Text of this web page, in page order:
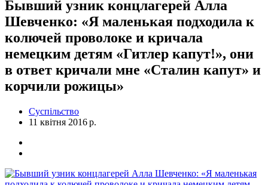
Бывший узник концлагерей Алла
Шевченко: «Я маленькая подходила к
колючей проволоке и кричала
немецким детям «Гитлер капут!», они
в ответ кричали мне «Сталин капут» и
корчили рожицы»
Суспільство
11 квітня 2016 р.